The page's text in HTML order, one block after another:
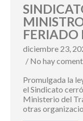
FERIADO
diciembre 23,
/ No hay
Promulgada la
el Sindicato
Ministerio del
otras